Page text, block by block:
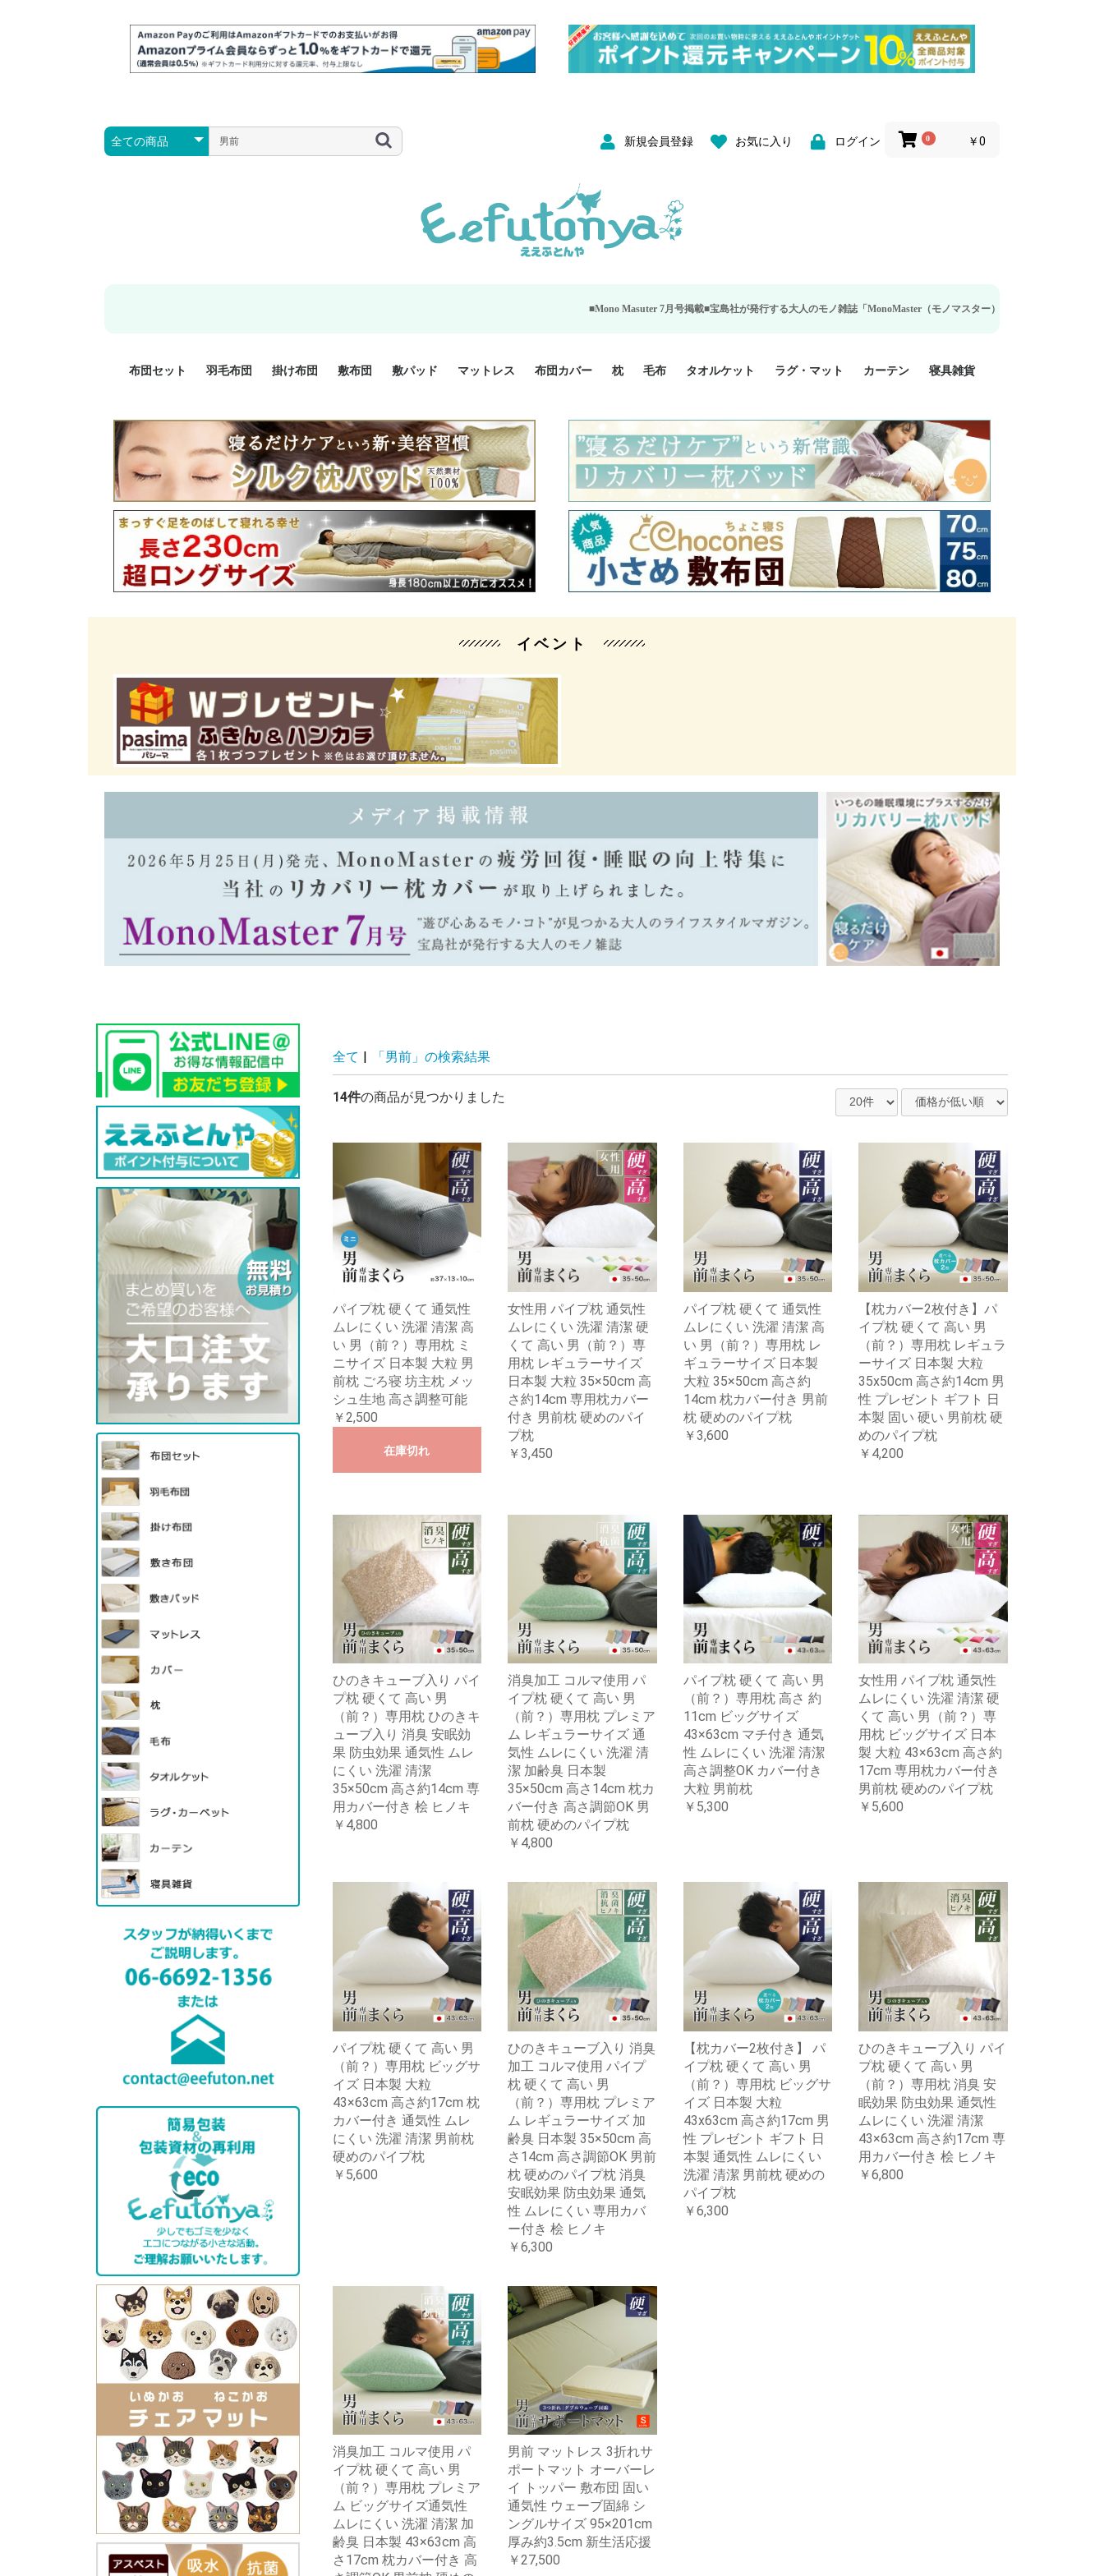
新規会員登録 お気に入り ログイン 0 ￥0
■Mono Masuter 7月号掲載■宝島社が発行する大人のモノ雑誌「MonoMaster（モノマスター）」の疲労回復・睡眠の向上特集に当社の
布団セット
羽毛布団セット 2点セット
3点セット
4点セット
5点セット
6点セット
エクセルゴールド
ロイヤルゴールド
マザーダックダウン
小さい布団セット
大きい布団セット
掛け布団セット 2点セット
3点セット
4点セット
6点セット
敷布団セット 2点セット
3点セット
羽毛布団
プレミアムゴールド
ロイヤルゴールド
エクセルゴールド
ニューゴールド
マザーダックダウン
マザーグースダウン
スーパーロングサイズ
洗える羽毛布団
肌掛け布団
掛け布団
防ダニ掛け布団
洗える掛け布団
小さい掛け布団
大きい掛け布団
肌掛け布団
敷布団
防ダニ敷布団
小さい敷布団 70cm幅 ミニシングル
75cm幅 ショートセミシ
ングル
80cm幅 セミシングル
大きい敷布団
機能性敷布団
敷パッド
シングルサイズ敷パッド
小さい敷パッド
大きい敷パッド
シルク敷パッド
枕パッド
シルク枕パッド
除湿シート
接触冷感パッド
暖かパッド
ガーゼケット
オーガニックコットン
ベッドパッド
パッドセット
マットレス 布団カバー
掛け布団カバー ジュニア 掛け布団カバー
シングル 掛け布団カバー
シングルロング 掛け布団
カバー
セミダブル 掛け布団カバ
ー
ダブル 掛け布団カバー
ダブルロング 掛け布団カ
バー
クィーン 掛け布団カバー
暖か 掛け布団カバー
敷布団カバー ジュニア 敷布団カバー
セミシングル 敷布団カバ
ー
シングル 敷布団カバー
シングルロング 敷布団カ
バー
ダブル 敷布団カバー
枕カバー 35x50cm 枕カバー
43x63cm 枕カバー
50x70cm 枕カバー
シルク 枕カバー
BOXシーツ シングル BOXシーツ
シングルロング BOXシー
ツ
セミダブル BOXシーツ
ダブル BOXシーツ
スーパーロング BOXシー
ツ
防ダニカバー
クッションカバー
オーガニックコットン
カバーセット カバー2点セット
カバー3点セット
枕
小さめ 35×50cm
やや小さめ 35×55cm
普通 43×63cm
大きめ 50×70cm
パイプ枕
高反発枕
低反発枕
機能性枕・その他枕
毛布 タオルケット
ハーフサイズ
シングルサイズ
セミダブルサイズ
ダブルサイズ
接触冷感
天然素材 綿100%
ラグ・マット カーテン
既成カーテンのサイズ
遮光カーテン
レース・シアーカーテン
Disney ディズニーカーテ
ン
MOOMIN ムーミンカーテ
ン
PEANUTS ピーナツカー
テン (SNOOPY スヌーピ
ー)
寝具雑貨
美容・化粧品
シルク寝具・雑貨
HURONテクノロジー リ
カバリー寝具
ソファカバー
ひざ掛け
パジャマ
クッション
玄関・フロアーマット
ペット用ベッド
インテリア
その他寝具雑貨
イベント
全て | 「男前」の検索結果
14件の商品が見つかりました
パイプ枕 硬くて 通気性
ムレにくい 洗濯 清潔 高
い 男（前？）専用枕 ミ
ニサイズ 日本製 大粒 男
前枕 ごろ寝 坊主枕 メッ
シュ生地 高さ調整可能
￥2,500
在庫切れ
女性用 パイプ枕 通気性
ムレにくい 洗濯 清潔 硬
くて 高い 男（前？）専
用枕 レギュラーサイズ
日本製 大粒 35×50cm 高
さ約14cm 専用枕カバー
付き 男前枕 硬めのパイ
プ枕
￥3,450
パイプ枕 硬くて 通気性
ムレにくい 洗濯 清潔 高
い 男（前？）専用枕 レ
ギュラーサイズ 日本製
大粒 35×50cm 高さ約
14cm 枕カバー付き 男前
枕 硬めのパイプ枕
￥3,600
【枕カバー2枚付き】パ
イプ枕 硬くて 高い 男
（前？）専用枕 レギュラ
ーサイズ 日本製 大粒
35x50cm 高さ約14cm 男
性 プレゼント ギフト 日
本製 固い 硬い 男前枕 硬
めのパイプ枕
￥4,200
ひのきキューブ入り パイ
プ枕 硬くて 高い 男
（前？）専用枕 ひのきキ
ューブ入り 消臭 安眠効
果 防虫効果 通気性 ムレ
にくい 洗濯 清潔
35×50cm 高さ約14cm 専
用カバー付き 桧 ヒノキ
￥4,800
消臭加工 コルマ使用 パ
イプ枕 硬くて 高い 男
（前？）専用枕 プレミア
ム レギュラーサイズ 通
気性 ムレにくい 洗濯 清
潔 加齢臭 日本製
35×50cm 高さ14cm 枕カ
バー付き 高さ調節OK 男
前枕 硬めのパイプ枕
￥4,800
パイプ枕 硬くて 高い 男
（前？）専用枕 高さ 約
11cm ビッグサイズ
43×63cm マチ付き 通気
性 ムレにくい 洗濯 清潔
高さ調整OK カバー付き
大粒 男前枕
￥5,300
女性用 パイプ枕 通気性
ムレにくい 洗濯 清潔 硬
くて 高い 男（前？）専
用枕 ビッグサイズ 日本
製 大粒 43×63cm 高さ約
17cm 専用枕カバー付き
男前枕 硬めのパイプ枕
￥5,600
パイプ枕 硬くて 高い 男
（前？）専用枕 ビッグサ
イズ 日本製 大粒
43×63cm 高さ約17cm 枕
カバー付き 通気性 ムレ
にくい 洗濯 清潔 男前枕
硬めのパイプ枕
￥5,600
ひのきキューブ入り 消臭
加工 コルマ使用 パイプ
枕 硬くて 高い 男
（前？）専用枕 プレミア
ム レギュラーサイズ 加
齢臭 日本製 35×50cm 高
さ14cm 高さ調節OK 男前
枕 硬めのパイプ枕 消臭
安眠効果 防虫効果 通気
性 ムレにくい 専用カバ
ー付き 桧 ヒノキ
￥6,300
【枕カバー2枚付き】 パ
イプ枕 硬くて 高い 男
（前？）専用枕 ビッグサ
イズ 日本製 大粒
43x63cm 高さ約17cm 男
性 プレゼント ギフト 日
本製 通気性 ムレにくい
洗濯 清潔 男前枕 硬めの
パイプ枕
￥6,300
ひのきキューブ入り パイ
プ枕 硬くて 高い 男
（前？）専用枕 消臭 安
眠効果 防虫効果 通気性
ムレにくい 洗濯 清潔
43×63cm 高さ約17cm 専
用カバー付き 桧 ヒノキ
￥6,800
消臭加工 コルマ使用 パ
イプ枕 硬くて 高い 男
（前？）専用枕 プレミア
ム ビッグサイズ通気性
ムレにくい 洗濯 清潔 加
齢臭 日本製 43×63cm 高
さ17cm 枕カバー付き 高
男前 マットレス 3折れサ
ポートマット オーバーレ
イ トッパー 敷布団 固い
通気性 ウェーブ固綿 シ
ングルサイズ 95×201cm
厚み約3.5cm 新生活応援
￥27,500